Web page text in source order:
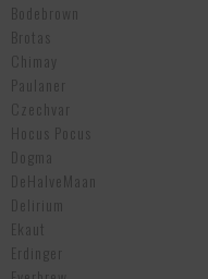
Bodebrown
Brotas
Chimay
Paulaner
Czechvar
Hocus Pocus
Dogma
DeHalveMaan
Delirium
Ekaut
Erdinger